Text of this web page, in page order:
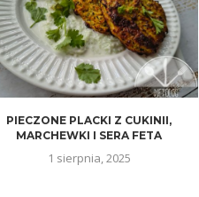
PIECZONE PLACKI Z CUKINII,
MARCHEWKI I SERA FETA
1 sierpnia, 2025